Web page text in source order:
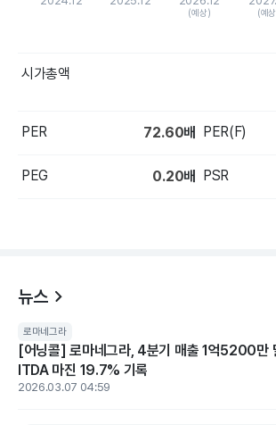
(예상) (예
시가총액
PER 72.60배 PER(F)
PEG 0.20배 PSR
뉴스
로마네그라
[어닝콜] 로마네그라, 4분기 매출 1억5200만
ITDA 마진 19.7% 기록
2026.03.07 04:59